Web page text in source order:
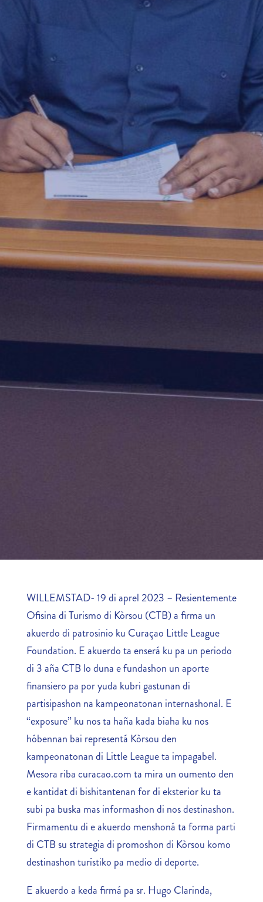
WILLEMSTAD- 19 di aprel 2023 – Resientemente
Ofisina di Turismo di Kòrsou (CTB) a firma un
akuerdo di patrosinio ku Curaçao Little League
Foundation. E akuerdo ta enserá ku pa un periodo
di 3 aña CTB lo duna e fundashon un aporte
finansiero pa por yuda kubri gastunan di
partisipashon na kampeonatonan internashonal. E
“exposure” ku nos ta haña kada biaha ku nos
hóbennan bai representá Kòrsou den
kampeonatonan di Little League ta impagabel.
Mesora riba curacao.com ta mira un oumento den
e kantidat di bishitantenan for di eksterior ku ta
subi pa buska mas informashon di nos destinashon.
Firmamentu di e akuerdo menshoná ta forma parti
di CTB su strategia di promoshon di Kòrsou komo
destinashon turístiko pa medio di deporte.
E akuerdo a keda firmá pa sr. Hugo Clarinda,